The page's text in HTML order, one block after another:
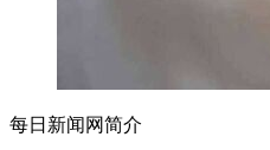
每日新闻网简介